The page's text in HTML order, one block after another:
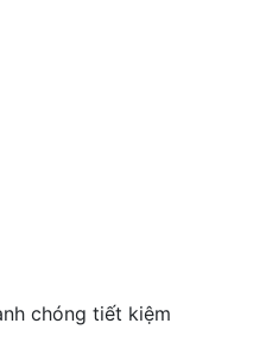
chóng tiết kiệm